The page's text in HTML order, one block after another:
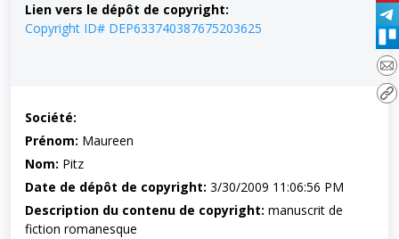
Lien vers le dépôt de copyright:
Copyright ID# DEP633740387675203625
Société:
Prénom: Maureen
Nom: Pitz
Date de dépôt de copyright: 3/30/2009 11:06:56 PM
Description du contenu de copyright: manuscrit de
fiction romanesque